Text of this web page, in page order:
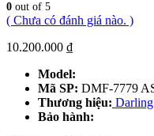
0 out of 5
( Chưa có đánh giá nào. )
10.200.000 ₫
Model:
Mã SP: DMF-7779
Thương hiệu: Darling
Bảo hành: